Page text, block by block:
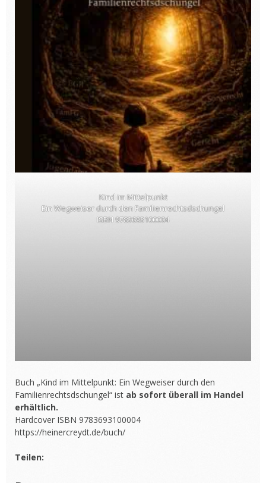
Kind im Mittelpunkt
Ein Wegweiser durch den Familienrechtsdschungel
ISBN 9783693100004
Buch „Kind im Mittelpunkt: Ein Wegweiser durch den
Familienrechtsdschungel“ ist ab sofort überall im Handel
erhältlich.
Hardcover ISBN 9783693100004
https://heinercreydt.de/buch/
Teilen: